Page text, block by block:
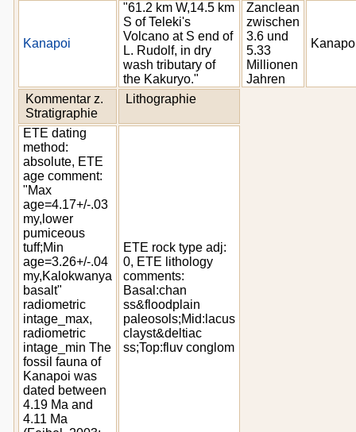
Kanapoi
"61.2 km W,14.5 km
S of Teleki's
Volcano at S end of
L. Rudolf, in dry
wash tributary of
the Kakuryo."
Zanclean
zwischen
3.6 und
5.33
Millionen
Jahren
Kommentar z.
Stratigraphie
Lithographie
ETE dating
method:
absolute, ETE
age comment:
"Max
age=4.17+/-.03
my,lower
pumiceous
tuff;Min
age=3.26+/-.04
my,Kalokwanya
basalt"
radiometric
intage_max,
radiometric
intage_min The
fossil fauna of
Kanapoi was
dated between
4.19 Ma and
4.11 Ma
ETE rock type adj:
0, ETE lithology
comments:
Basal:chan
ss&floodplain
paleosols;Mid:lacus
clayst&deltiac
ss;Top:fluv conglom